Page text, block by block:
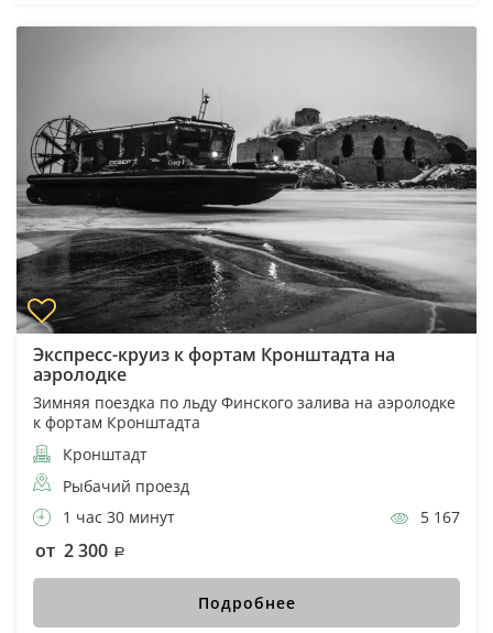
Экспресс-круиз к фортам Кронштадта на
аэролодке
Зимняя поездка по льду Финского залива на аэролодке
к фортам Кронштадта
Кронштадт
Рыбачий проезд
1 час 30 минут
5 167
от 2 300
Подробнее